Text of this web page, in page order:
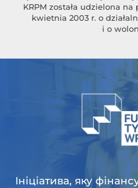
KRPM została udzielona
kwietnia 2003 r. o
i o
Ініціатива, яку